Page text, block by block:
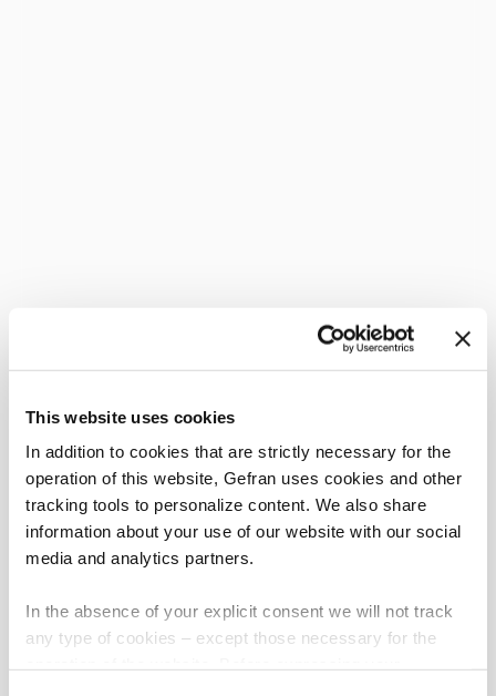
This website uses cookies
In addition to cookies that are strictly necessary for the
operation of this website, Gefran uses cookies and other
tracking tools to personalize content. We also share
information about your use of our website with our social
media and analytics partners.
In the absence of your explicit consent we will not track
any type of cookies – except those necessary for the